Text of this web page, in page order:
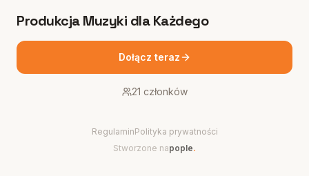
Produkcja Muzyki dla Każdego
Dołącz teraz
21 członków
RegulaminPolityka prywatności
Stworzone napople.